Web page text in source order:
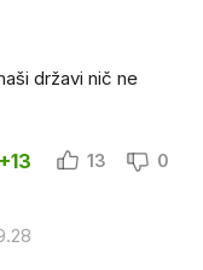
državi nič ne
+13 13 0